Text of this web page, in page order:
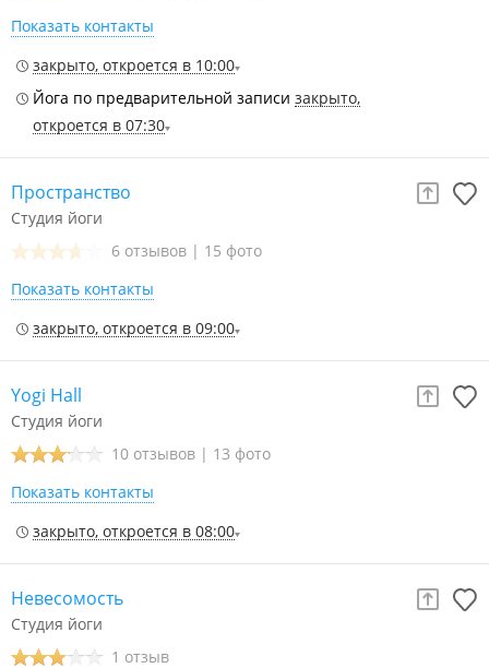
Показать контакты
закрыто, откроется в 10:00
Йога по предварительной записи закрыто,
откроется в 07:30
Пространство
Студия йоги
6 отзывов | 15 фото
Показать контакты
закрыто, откроется в 09:00
Yogi Hall
Студия йоги
10 отзывов | 13 фото
Показать контакты
закрыто, откроется в 08:00
Невесомость
Студия йоги
1 отзыв